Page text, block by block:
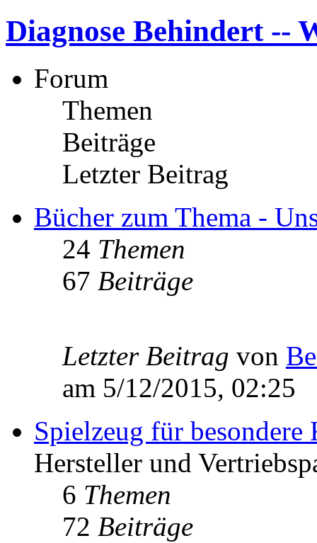
Diagnose Behindert --
Forum
Themen
Beiträge
Letzter Beitrag
Bücher zum Thema -
24 Themen
67 Beiträge
Letzter Beitrag von
am 5/12/2015, 02:25
Spielzeug für besondere
Hersteller und
6 Themen
72 Beiträge